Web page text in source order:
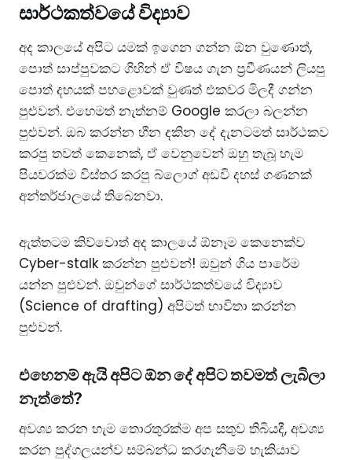
සාර්ථකත්වයේ විද්‍යාව
​අද කාලයේ අපිට යමක් ඉගෙන ගන්න ඕන වුණොත්,
පොත් සාප්පුවකට ගිහින් ඒ විෂය ගැන ප්‍රවීණයන් ලියපු
පොත් දහයක් පහළොවක් වුණත් එකවර මිලදී ගන්න
පුළුවන්. එහෙමත් නැත්නම් Google කරලා බලන්න
පුළුවන්. ඔබ කරන්න හීන දකින දේ දැනටමත් සාර්ථකව
කරපු තවත් කෙනෙක්, ඒ වෙනුවෙන් ඔහු තැබූ හැම
පියවරක්ම විස්තර කරපු බ්ලොග් අඩවි දහස් ගණනක්
අන්තර්ජාලයේ තිබෙනවා.
​ඇත්තටම කිව්වොත් අද කාලයේ ඕනෑම කෙනෙක්ව
Cyber-stalk කරන්න පුළුවන්! ඔවුන් ගිය පාරේම
යන්න පුළුවන්. ඔවුන්ගේ සාර්ථකත්වයේ විද්‍යාව
(Science of drafting) අපිටත් භාවිතා කරන්න
පුළුවන්.
එහෙනම් ඇයි අපිට ඕන දේ අපිට තවමත් ලැබිලා
නැත්තේ?
​අවශ්‍ය කරන හැම තොරතුරක්ම අප සතුව තිබියදී, අවශ්‍ය
කරන පුද්ගලයන්ව සම්බන්ධ කරගැනීමේ හැකියාව